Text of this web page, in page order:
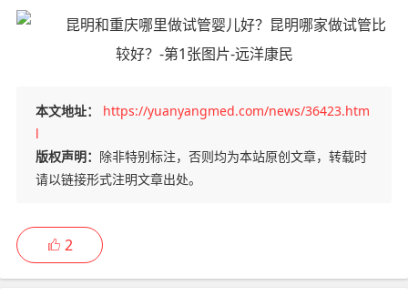
本文地址：
https://yuanyangmed.com/news/36423.htm
l
版权声明： 除非特别标注，否则均为本站原创文章，转载时
请以链接形式注明文章出处。
2